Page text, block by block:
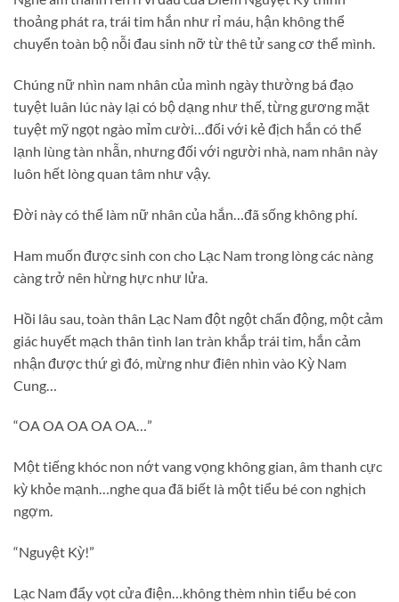
thoảng phát ra, trái tim hắn như rỉ máu, hận không thể
chuyển toàn bộ nỗi đau sinh nỡ từ thê tử sang cơ thể mình.
Chúng nữ nhìn nam nhân của mình ngày thường bá đạo
tuyệt luân lúc này lại có bộ dạng như thế, từng gương mặt
tuyệt mỹ ngọt ngào mỉm cười…đối với kẻ địch hắn có thể
lạnh lùng tàn nhẫn, nhưng đối với người nhà, nam nhân này
luôn hết lòng quan tâm như vậy.
Đời này có thể làm nữ nhân của hắn…đã sống không phí.
Ham muốn được sinh con cho Lạc Nam trong lòng các nàng
càng trở nên hừng hực như lửa.
Hồi lâu sau, toàn thân Lạc Nam đột ngột chấn động, một cảm
giác huyết mạch thân tình lan tràn khắp trái tim, hắn cảm
nhận được thứ gì đó, mừng như điên nhìn vào Kỳ Nam
Cung…
“OA OA OA OA OA…”
Một tiếng khóc non nớt vang vọng không gian, âm thanh cực
kỳ khỏe mạnh…nghe qua đã biết là một tiểu bé con nghịch
ngợm.
“Nguyệt Kỳ!”
Lạc Nam đẩy vọt cửa điện…không thèm nhìn tiểu bé con